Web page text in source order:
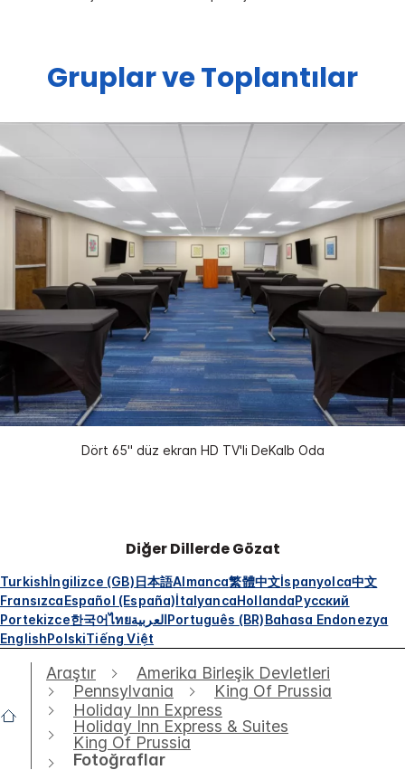
Gruplar ve Toplantılar
Dört 65" düz ekran HD TV'li DeKalb Oda
Diğer Dillerde Gözat
Turkishİngilizce (GB)日本語Almanca繁體中文İspanyolca中文
FransızcaEspañol (España)İtalyancaHollandaРусский
Portekizce한국어ไทยالعربيةPortuguês (BR)Bahasa Endonezya
EnglishPolskiTiếng Việt
Araştır
Amerika Birleşik Devletleri
Pennsylvania
King Of Prussia
Holiday Inn Express
Holiday Inn Express & Suites
King Of Prussia
Fotoğraflar